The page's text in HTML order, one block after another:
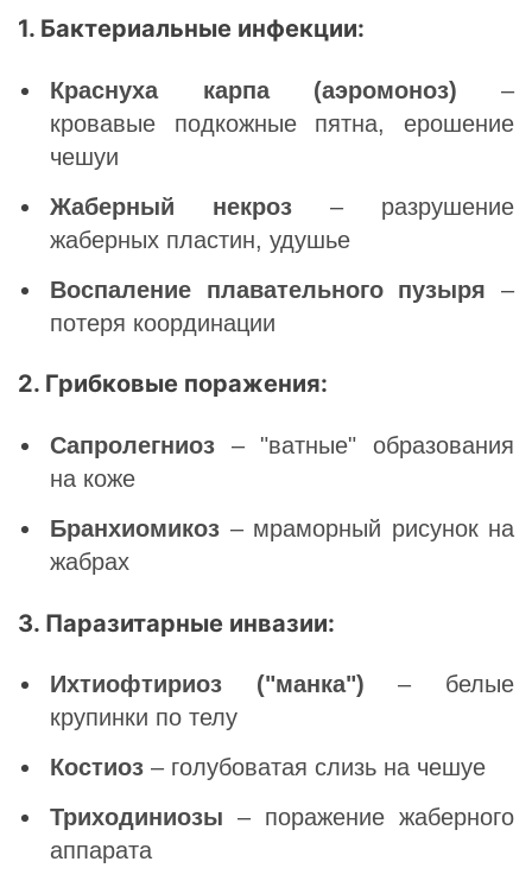
1. Бактериальные инфекции:
Краснуха карпа (аэромоноз) –
кровавые подкожные пятна, ерошение
чешуи
Жаберный некроз – разрушение
жаберных пластин, удушье
Воспаление плавательного пузыря –
потеря координации
2. Грибковые поражения:
Сапролегниоз – "ватные" образования
на коже
Бранхиомикоз – мраморный рисунок на
жабрах
3. Паразитарные инвазии:
Ихтиофтириоз ("манка") – белые
крупинки по телу
Костиоз – голубоватая слизь на чешуе
Триходиниозы – поражение жаберного
аппарата